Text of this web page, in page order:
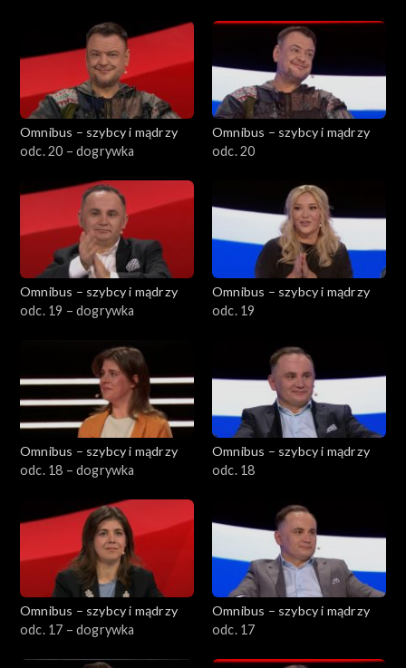
Omnibus – szybcy i mądrzy
odc. 20 – dogrywka
Omnibus – szybcy i mądrzy
odc. 20
Omnibus – szybcy i mądrzy
odc. 19 – dogrywka
Omnibus – szybcy i mądrzy
odc. 19
Omnibus – szybcy i mądrzy
odc. 18 – dogrywka
Omnibus – szybcy i mądrzy
odc. 18
Omnibus – szybcy i mądrzy
odc. 17 – dogrywka
Omnibus – szybcy i mądrzy
odc. 17